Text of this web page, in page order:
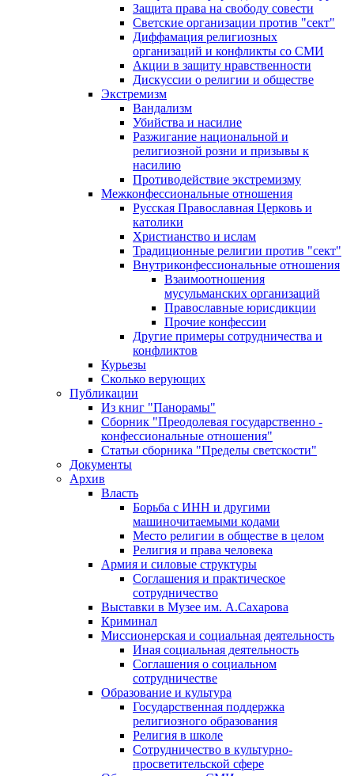
Защита права на свободу совести
Светские организации против "сект"
Диффамация религиозных
организаций и конфликты со СМИ
Акции в защиту нравственности
Дискуссии о религии и обществе
Экстремизм
Вандализм
Убийства и насилие
Разжигание национальной и
религиозной розни и призывы к
насилию
Противодействие экстремизму
Межконфессиональные отношения
Русская Православная Церковь и
католики
Христианство и ислам
Традиционные религии против "сект"
Внутриконфессиональные отношения
Взаимоотношения
мусульманских организаций
Православные юрисдикции
Прочие конфессии
Другие примеры сотрудничества и
конфликтов
Курьезы
Сколько верующих
Публикации
Из книг "Панорамы"
Сборник "Преодолевая государственно -
конфессиональные отношения"
Статьи сборника "Пределы светскости"
Документы
Архив
Власть
Борьба с ИНН и другими
машиночитаемыми кодами
Место религии в обществе в целом
Религия и права человека
Армия и силовые структуры
Соглашения и практическое
сотрудничество
Выставки в Музее им. А.Сахарова
Криминал
Миссионерская и социальная деятельность
Иная социальная деятельность
Соглашения о социальном
сотрудничестве
Образование и культура
Государственная поддержка
религиозного образования
Религия в школе
Сотрудничество в культурно-
просветительской сфере